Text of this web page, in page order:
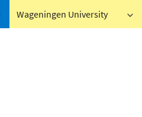
Wageningen University